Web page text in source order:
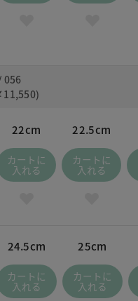
056
11,550)
22cm
カートに
入れる
22.5cm
カートに
入れる
24.5cm
カートに
入れる
25cm
カートに
入れる